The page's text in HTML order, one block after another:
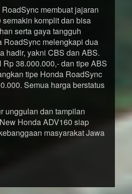
membuat jajaran
komplit dan bisa
serta gaya tangguh
RoadSync melengkapi dua
hadir, yakni CBS dan ABS.
38.000.000,- dan tipe ABS
tipe Honda RoadSync
Semua harga berstatus
unggulan dan tampilan
Honda ADV160 siap
masyarakat Jawa